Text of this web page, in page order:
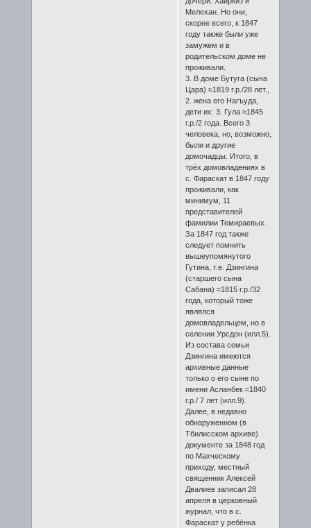
Мелехан. Но они,
скорее всего, к 1847
году также были уже
замужем и в
родительском доме не
проживали.
3. В доме Бутуга (сына
Цара) ≈1819 г.р./28 лет.,
2. жена его Нагъуда,
дети их: 3. Гула ≈1845
г.р./2 года. Всего 3
человека, но, возможно,
были и другие
домочадцы. Итого, в
трёх домовладениях в
с. Фараскат в 1847 году
проживали, как
минимум, 11
представителей
фамилии Темираевых.
За 1847 год также
следует помнить
вышеупомянутого
Гутина, т.е. Дзингина
(старшего сына
Сабана) ≈1815 г.р./32
года, который тоже
являлся
домовладельцем, но в
селении Урсдон (илл.5).
Из состава семьи
Дзингина имеются
архивные данные
только о его сыне по
имени Асланбек ≈1840
г.р./ 7 лет (илл.9).
Далее, в недавно
обнаруженном (в
Тбилисском архиве)
документе за 1848 год
по Махческому
приходу, местный
священник Алексей
Двалиев записал 28
апреля в церковный
журнал, что в с.
Фараскат у ребёнка